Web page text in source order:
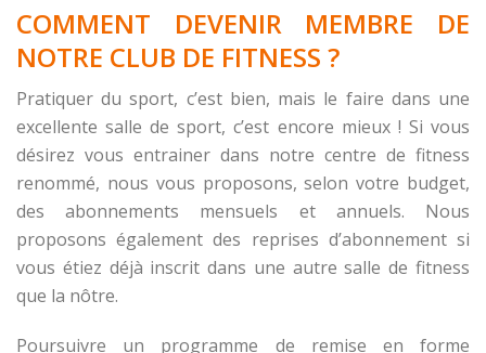
COMMENT DEVENIR MEMBRE DE
NOTRE CLUB DE FITNESS ?
Pratiquer du sport, c’est bien, mais le faire dans une
excellente salle de sport, c’est encore mieux ! Si vous
désirez vous entrainer dans notre centre de fitness
renommé, nous vous proposons, selon votre budget,
des abonnements mensuels et annuels. Nous
proposons également des reprises d’abonnement si
vous étiez déjà inscrit dans une autre salle de fitness
que la nôtre.
Poursuivre un programme de remise en forme